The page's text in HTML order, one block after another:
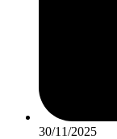
30/11/2025